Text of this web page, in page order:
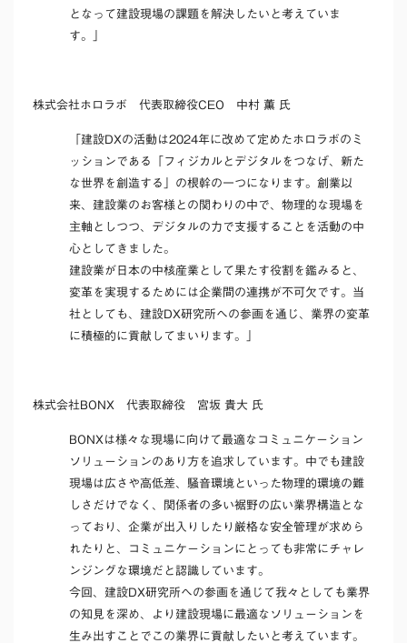
となって建設現場の課題を解決したいと考えていま
す。」
株式会社ホロラボ 代表取締役CEO 中村 薫 氏
「建設DXの活動は2024年に改めて定めたホロラボのミ
ッションである「フィジカルとデジタルをつなげ、新た
な世界を創造する」の根幹の一つになります。創業以
来、建設業のお客様との関わりの中で、物理的な現場を
主軸としつつ、デジタルの力で支援することを活動の中
心としてきました。
建設業が日本の中核産業として果たす役割を鑑みると、
変革を実現するためには企業間の連携が不可欠です。当
社としても、建設DX研究所への参画を通じ、業界の変革
に積極的に貢献してまいります。」
株式会社BONX 代表取締役 宮坂 貴大 氏
BONXは様々な現場に向けて最適なコミュニケーション
ソリューションのあり方を追求しています。中でも建設
現場は広さや高低差、騒音環境といった物理的環境の難
しさだけでなく、関係者の多い裾野の広い業界構造とな
っており、企業が出入りしたり厳格な安全管理が求めら
れたりと、コミュニケーションにとっても非常にチャレ
ンジングな環境だと認識しています。
今回、建設DX研究所への参画を通じて我々としても業界
の知見を深め、より建設現場に最適なソリューションを
生み出すことでこの業界に貢献したいと考えています。